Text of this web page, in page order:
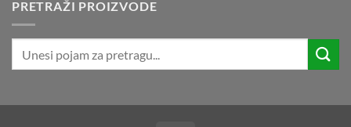
PRETRAŽI PROIZVODE